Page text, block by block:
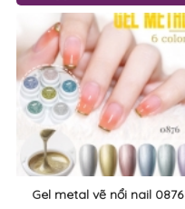
Gel metal vẽ nổi nail 0876